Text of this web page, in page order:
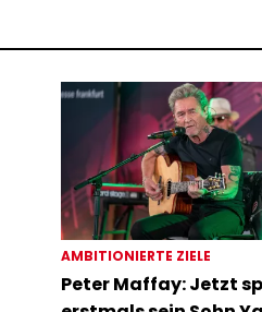
AMBITIONIERTE ZIELE
Peter Maffay: Jetzt